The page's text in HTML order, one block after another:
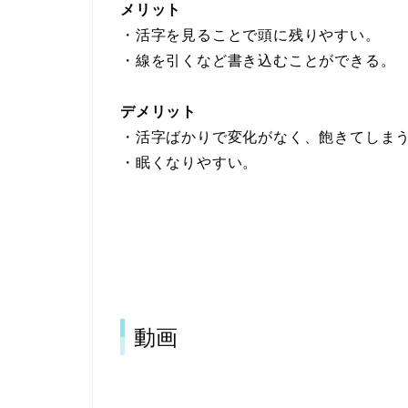
メリット
・活字を見ることで頭に残りやすい。
・線を引くなど書き込むことができる。
デメリット
・活字ばかりで変化がなく、飽きてしま
・眠くなりやすい。
動画